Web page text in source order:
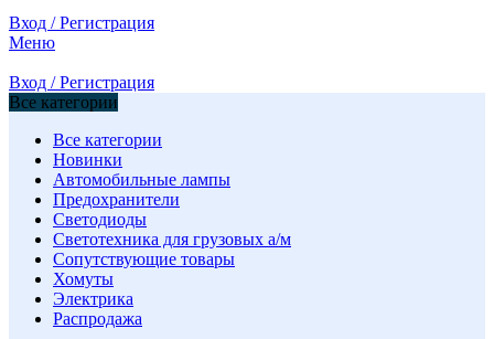
Вход / Регистрация
Меню
Вход / Регистрация
Все категории
Все категории
Новинки
Автомобильные лампы
Предохранители
Светодиоды
Светотехника для грузовых а/м
Сопутствующие товары
Хомуты
Электрика
Распродажа